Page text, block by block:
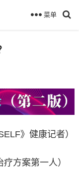
菜单
》健康记者）
方案第一人）